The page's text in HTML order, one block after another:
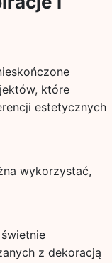
które
estetycznych
wykorzystać,
z dekoracją